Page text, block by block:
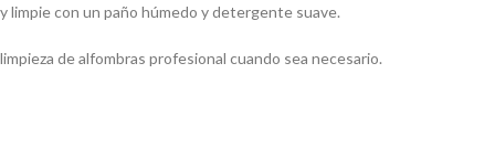
y limpie con un paño húmedo y detergente suave.
limpieza de alfombras profesional cuando sea necesario.